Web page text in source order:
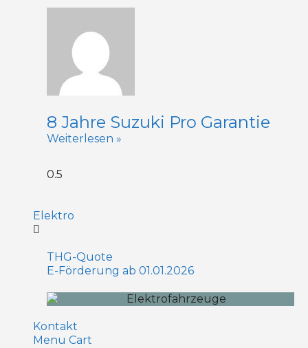
8 Jahre Suzuki Pro Garantie
Weiterlesen »
Elektro
THG-Quote
E-Förderung ab 01.01.2026
Kontakt
Menu Cart